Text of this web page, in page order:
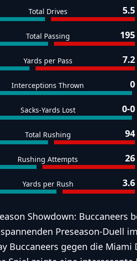
Total Drives 5.5
Total Passing 195
Yards per Pass 7.2
Interceptions Thrown 0
Sacks-Yards Lost 0-0
Total Rushing 94
Rushing Attempts 26
Yards per Rush 3.6
Showdown: Buccaneers
Preseason-Duell
Buccaneers gegen die